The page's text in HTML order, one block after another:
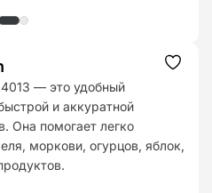
— это удобный
и аккуратной
Она помогает легко
моркови, огурцов, яблок,